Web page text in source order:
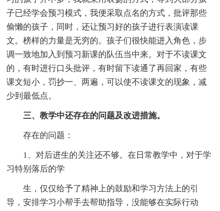
子已经学会预习模式，我便采取点名的方式，批评那些
偷懒的孩子，同时，还让预习好的孩子进行表演读课
文。榜样的力量是无穷的。孩子们很快能进入角色，步
调一致地加入到预习新课的队伍当中来。对于不读课文
的，有时进行口头批评，有时留下读通了再回家，有些
课文短小，罚抄一、两遍，可以使不读课文的现象，减
少到最低点。
三、教学中还存在的问题及改进措施。
存在的问题：
1、对后进生的关注还不够。在日常教学中，对于学
习特别落后的学
生，仅仅给予了精神上的鼓励和学习方法上的引
导，安排学习小帮手去帮助指导，没能够在实际行动